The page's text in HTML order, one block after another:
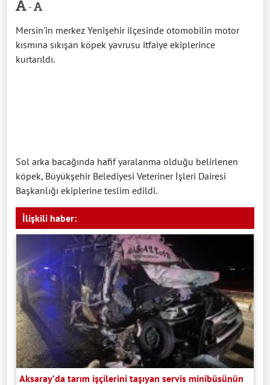
-
Mersin'in merkez Yenişehir ilçesinde otomobilin motor
kısmına sıkışan köpek yavrusu itfaiye ekiplerince
kurtarıldı.
Sol arka bacağında hafif yaralanma olduğu belirlenen
köpek, Büyükşehir Belediyesi Veteriner İşleri Dairesi
Başkanlığı ekiplerine teslim edildi.
İlişkili haber:
Aksaray’da tarım işçilerini taşıyan servis minibüsünün